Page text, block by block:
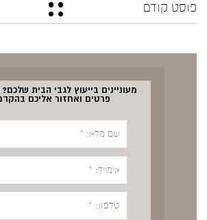
פוסט קודם
מעוניינים בייעוץ לגבי הבית
פרטים ואחזור אליכם